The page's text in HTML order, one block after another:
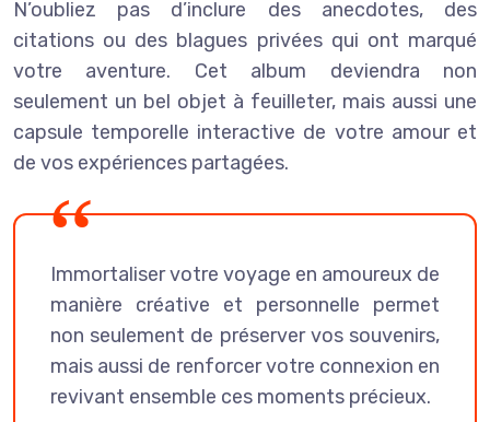
N’oubliez pas d’inclure des anecdotes, des
citations ou des blagues privées qui ont marqué
votre aventure. Cet album deviendra non
seulement un bel objet à feuilleter, mais aussi une
capsule temporelle interactive de votre amour et
de vos expériences partagées.
Immortaliser votre voyage en amoureux de
manière créative et personnelle permet
non seulement de préserver vos souvenirs,
mais aussi de renforcer votre connexion en
revivant ensemble ces moments précieux.